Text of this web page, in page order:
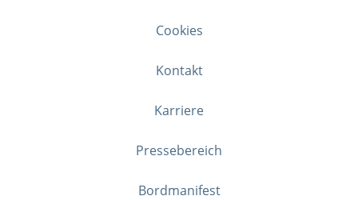
Cookies
Kontakt
Karriere
Pressebereich
Bordmanifest